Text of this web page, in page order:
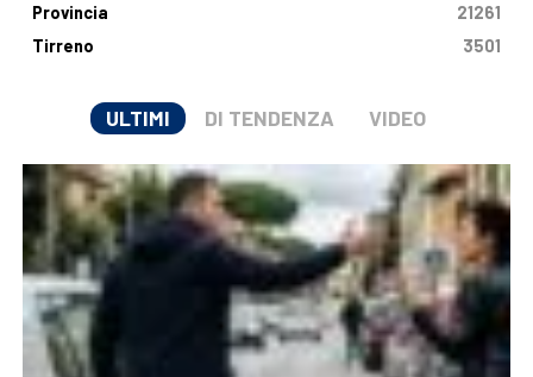
Provincia
21261
Tirreno
3501
ULTIMI DI TENDENZA VIDEO